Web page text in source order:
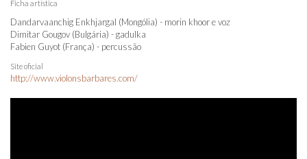
Ficha artística
Dandarvaanchig Enkhjargal (Mongólia) - morin khoor e voz
Dimitar Gougov (Bulgária) - gadulka
Fabien Guyot (França) - percussão
Site oficial
http://www.violonsbarbares.com/